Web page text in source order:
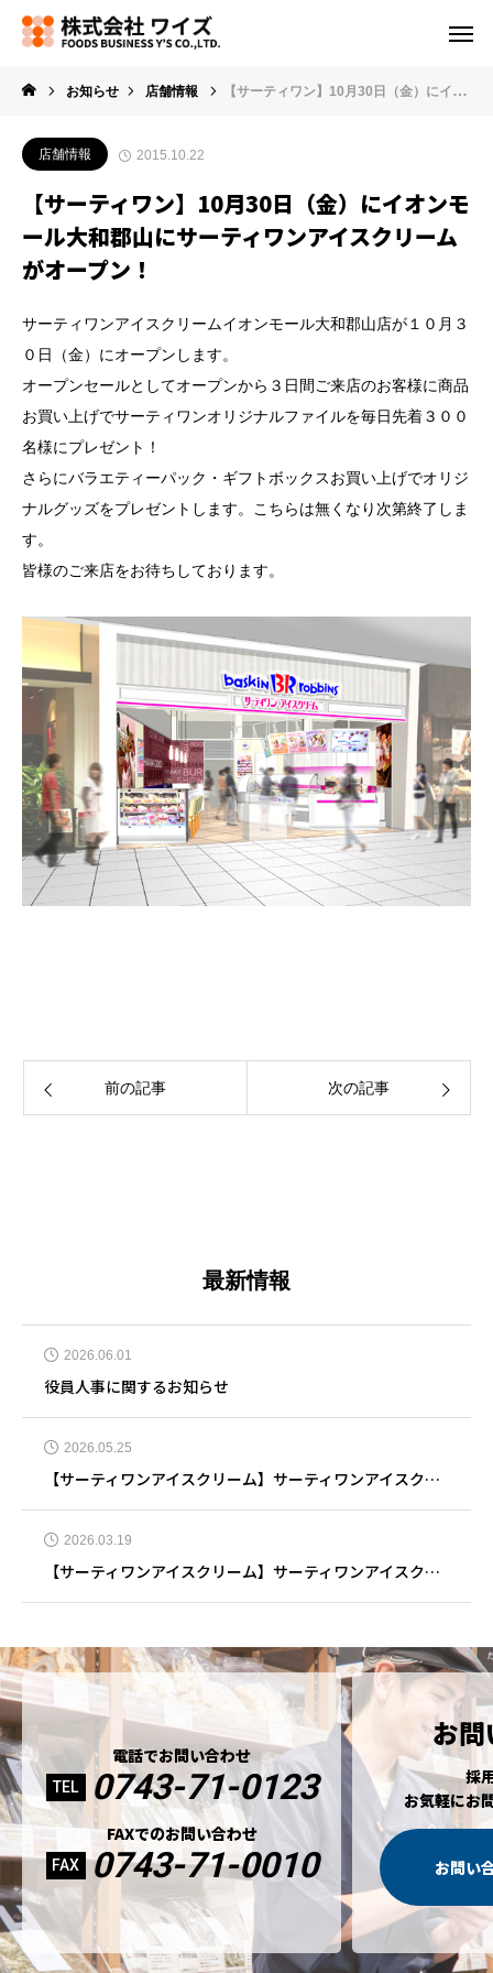
お知らせ 店舗情報 【サーティワン】10月30日（金）にイオンモール大和郡山にサーティワンアイスクリームがオープン！
店舗情報 2015.10.22
【サーティワン】10月30日（金）にイオンモ
ール大和郡山にサーティワンアイスクリーム
がオープン！
サーティワンアイスクリームイオンモール大和郡山店が１０月３
０日（金）にオープンします。
オープンセールとしてオープンから３日間ご来店のお客様に商品
お買い上げでサーティワンオリジナルファイルを毎日先着３００
名様にプレゼント！
さらにバラエティーパック・ギフトボックスお買い上げでオリジ
ナルグッズをプレゼントします。こちらは無くなり次第終了しま
す。
皆様のご来店をお待ちしております。
前の記事 次の記事
最新情報
2026.06.01
役員人事に関するお知らせ
2026.05.25
【サーティワンアイスクリーム】サーティワンアイスクリーム 奈良押熊店 5月25日リニューアルオープン
2026.03.19
【サーティワンアイスクリーム】サーティワンアイスクリーム イオンモール大垣店 3月19日リニューアルオープン
電話でお問い合わせ
TEL 0743-71-0123
FAXでのお問い合わせ
FAX 0743-71-0010
お
採
お気軽にお
お問い